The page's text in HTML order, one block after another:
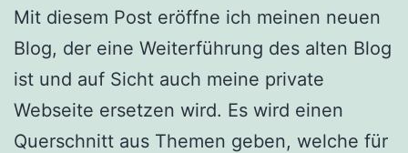
Mit diesem Post eröffne ich meinen neuen
Blog, der eine Weiterführung des alten Blog
ist und auf Sicht auch meine private
Webseite ersetzen wird. Es wird einen
Querschnitt aus Themen geben, welche für